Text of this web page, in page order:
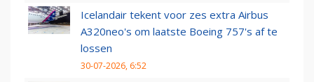
Icelandair tekent voor zes extra Airbus
A320neo's om laatste Boeing 757's af te
lossen
30-07-2026, 6:52